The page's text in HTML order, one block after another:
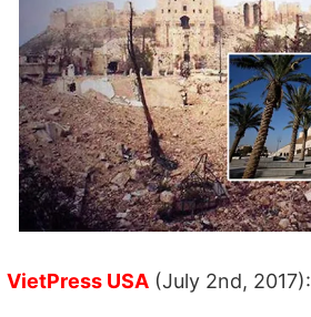
VietPress USA (July 2nd, 2017):